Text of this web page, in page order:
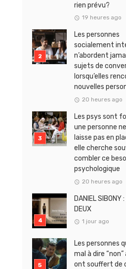
rien prévu?
19 heures ago
Les personnes
socialement
n’abordent
sujets de
lorsqu’elles
nouvelles
20 heures ago
Les psys sont
une personne
laisse pas en
elle cherche
combler ce
psychologique
20 heures ago
DANIEL SIBONY :
DEUX
1 jour ago
Les personnes
mal à dire
ont souffert de